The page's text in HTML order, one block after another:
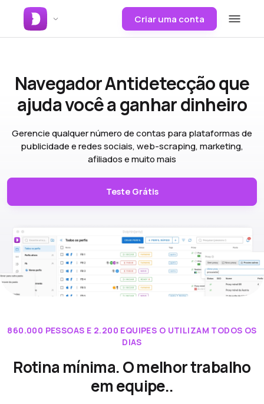
Criar uma conta
Navegador Antidetecçãoque
ajuda você a ganhar dinheiro
Gerencie qualquer número de contas para plataformas de
publicidade e redes sociais, web-scraping, marketing,
afiliados e muito mais
Teste Grátis
860.000 PESSOAS E 2.200 EQUIPES O UTILIZAM TODOS OS
DIAS
Rotina mínima. O melhor trabalho
em equipe..